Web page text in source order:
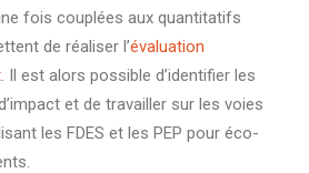
fois couplées aux quantitatifs
de réaliser l’évaluation
. Il est alors possible d’identifier les
et de travailler sur les voies
les FDES et les PEP pour éco-